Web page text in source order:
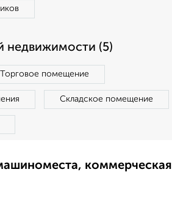
недвижимости (5)
Торговое помещение
Складское помещение
коммерческая